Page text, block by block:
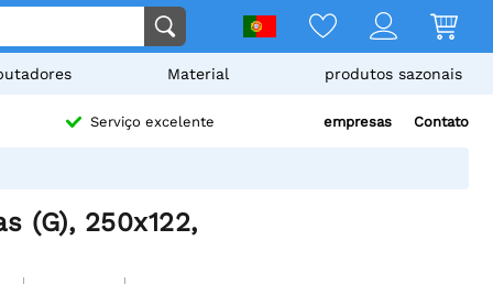
Material produtos sazonais
Serviço excelente empresas Contato
(G), 250x122,